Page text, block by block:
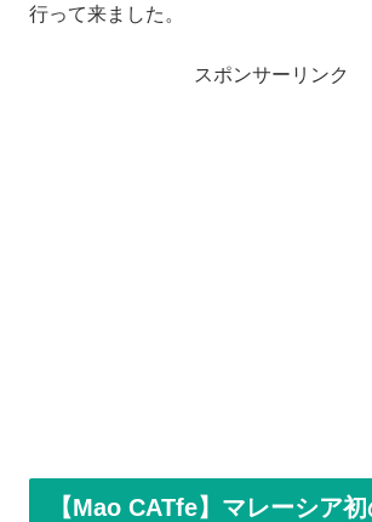
行って来ました。
スポンサーリンク
【Mao CATfe】マレーシア